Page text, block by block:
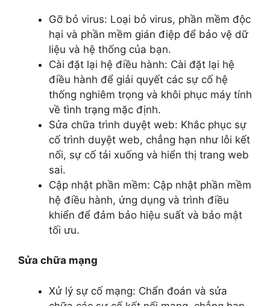
Gỡ bỏ virus: Loại bỏ virus, phần mềm độc
hại và phần mềm gián điệp để bảo vệ dữ
liệu và hệ thống của bạn.
Cài đặt lại hệ điều hành: Cài đặt lại hệ
điều hành để giải quyết các sự cố hệ
thống nghiêm trọng và khôi phục máy tính
về tình trạng mặc định.
Sửa chữa trình duyệt web: Khắc phục sự
cố trình duyệt web, chẳng hạn như lỗi kết
nối, sự cố tải xuống và hiển thị trang web
sai.
Cập nhật phần mềm: Cập nhật phần mềm
hệ điều hành, ứng dụng và trình điều
khiển để đảm bảo hiệu suất và bảo mật
tối ưu.
Sửa chữa mạng
Xử lý sự cố mạng: Chẩn đoán và sửa